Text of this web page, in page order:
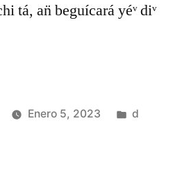
tá, an̈ beguícará yéᵛ diᵛ
Enero 5, 2023 d